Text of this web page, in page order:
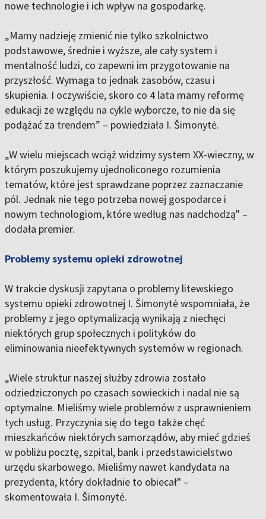
nowe technologie i ich wpływ na gospodarkę.
„Mamy nadzieję zmienić nie tylko szkolnictwo
podstawowe, średnie i wyższe, ale cały system i
mentalność ludzi, co zapewni im przygotowanie na
przyszłość. Wymaga to jednak zasobów, czasu i
skupienia. I oczywiście, skoro co 4 lata mamy reformę
edukacji ze względu na cykle wyborcze, to nie da się
podążać za trendem” – powiedziała I. Šimonytė.
„W wielu miejscach wciąż widzimy system XX-wieczny, w
którym poszukujemy ujednoliconego rozumienia
tematów, które jest sprawdzane poprzez zaznaczanie
pól. Jednak nie tego potrzeba nowej gospodarce i
nowym technologiom, które według nas nadchodzą" –
dodała premier.
Problemy systemu opieki zdrowotnej
W trakcie dyskusji zapytana o problemy litewskiego
systemu opieki zdrowotnej I. Šimonytė wspomniała, że
problemy z jego optymalizacją wynikają z niechęci
niektórych grup społecznych i polityków do
eliminowania nieefektywnych systemów w regionach.
„Wiele struktur naszej służby zdrowia zostało
odziedziczonych po czasach sowieckich i nadal nie są
optymalne. Mieliśmy wiele problemów z usprawnieniem
tych usług. Przyczynia się do tego także chęć
mieszkańców niektórych samorządów, aby mieć gdzieś
w pobliżu pocztę, szpital, bank i przedstawicielstwo
urzędu skarbowego. Mieliśmy nawet kandydata na
prezydenta, który dokładnie to obiecał" –
skomentowała I. Šimonytė.